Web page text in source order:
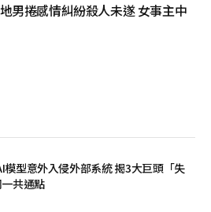
男捲感情糾紛殺人未遂 女事主中
模型意外入侵外部系統 揭3大巨頭「失
共通點